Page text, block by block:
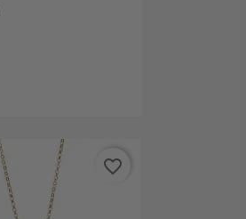
favorite_border